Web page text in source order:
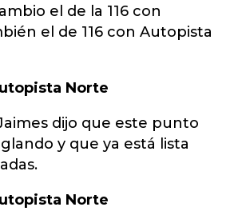
el de la 116 con
el de 116 con Autopista
Norte
dijo que este punto
y que ya está lista
Norte